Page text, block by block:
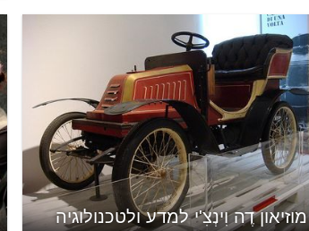
מוזיאון דֶה וִינְצִ'י למדע ולטכנולוגיה